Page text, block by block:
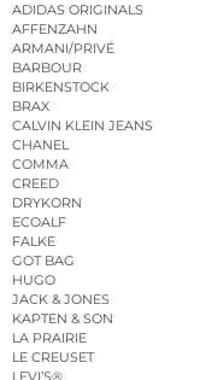
ADIDAS ORIGINALS
AFFENZAHN
ARMANI/PRIVÉ
BARBOUR
BIRKENSTOCK
BRAX
CALVIN KLEIN JEANS
CHANEL
COMMA
CREED
DRYKORN
ECOALF
FALKE
GOT BAG
HUGO
JACK & JONES
KAPTEN & SON
LA PRAIRIE
LE CREUSET